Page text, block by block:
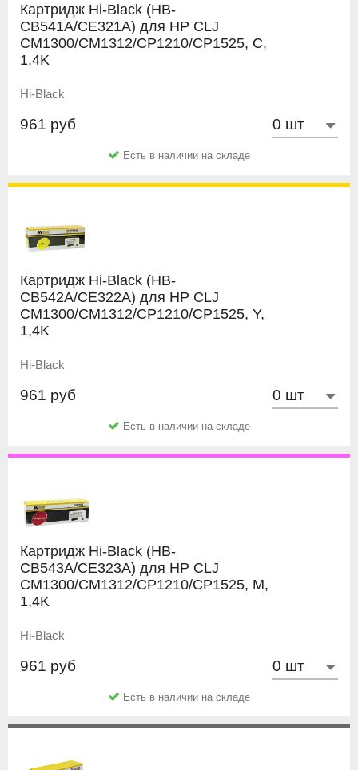
Картридж Hi-Black (HB-
CB541A/CE321A) для HP CLJ
CM1300/CM1312/CP1210/CP1525, C,
1,4K
Hi-Black
961 руб
Есть в наличии на складе
Картридж Hi-Black (HB-
CB542A/CE322A) для HP CLJ
CM1300/CM1312/CP1210/CP1525, Y,
1,4K
Hi-Black
961 руб
Есть в наличии на складе
Картридж Hi-Black (HB-
CB543A/CE323A) для HP CLJ
CM1300/CM1312/CP1210/CP1525, M,
1,4K
Hi-Black
961 руб
Есть в наличии на складе